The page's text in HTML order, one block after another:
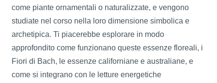
come piante ornamentali o naturalizzate, e vengono
studiate nel corso nella loro dimensione simbolica e
archetipica. Ti piacerebbe esplorare in modo
approfondito come funzionano queste essenze floreali, i
Fiori di Bach, le essenze californiane e australiane, e
come si integrano con le letture energetiche